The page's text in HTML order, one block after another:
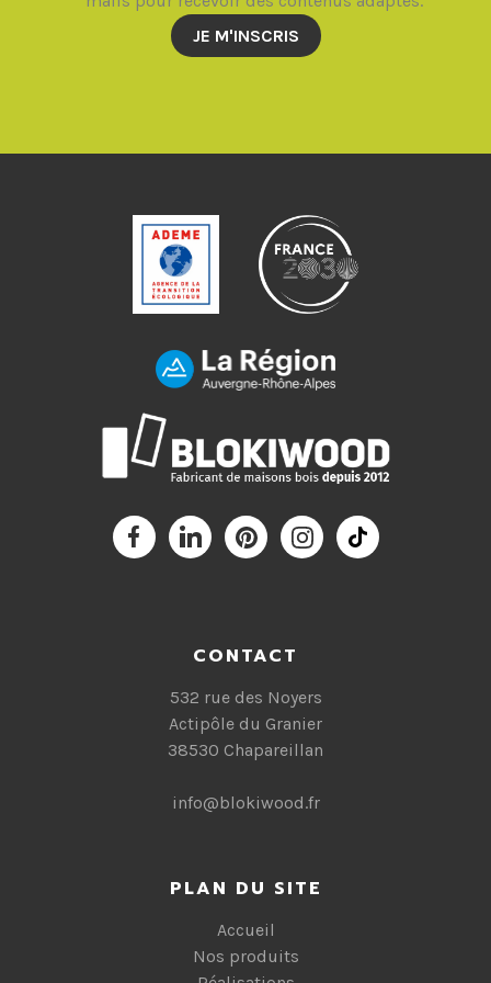
CONTACT
532 rue des Noyers
Actipôle du Granier
38530 Chapareillan
info@blokiwood.fr
PLAN DU SITE
Accueil
Nos produits